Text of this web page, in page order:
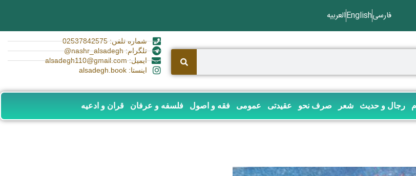
فارسیEnglishالعربیه
شماره تلفن: 02537842575
تلگرام: nashr_alsadegh@
ایمیل: alsadegh110@gmail.com
اینستا: alsadegh.book
رجال و حدیث شعر صرف نحو عقیدتی عمومی فقه و اصول فلسفه و عرفان قران و ادعیه